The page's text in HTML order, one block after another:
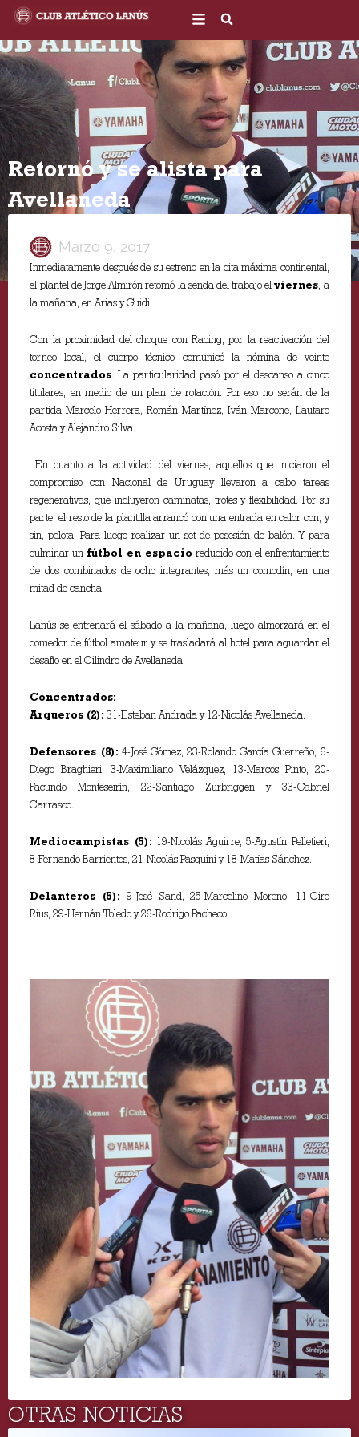
contenido
Retornó y se alista para
Avellaneda
Marzo 9, 2017
Inmediatamente después de su estreno en la cita máxima continental,
el plantel de Jorge Almirón retomó la senda del trabajo elviernes, a
la mañana, en Arias y Guidi.
Con la proximidad del choque con Racing, por la reactivación del
torneo local, el cuerpo técnico comunicó la nómina de veinte
concentrados. La particularidad pasó por el descanso a cinco
titulares, en medio de un plan de rotación. Por eso no serán de la
partida Marcelo Herrera, Román Martínez, Iván Marcone, Lautaro
Acosta y Alejandro Silva.
En cuanto a la actividad del viernes, aquellos que iniciaron el
compromiso con Nacional de Uruguay llevaron a cabo tareas
regenerativas, que incluyeron caminatas, trotes y flexibilidad. Por su
parte, el resto de la plantilla arrancó con una entrada en calor con, y
sin, pelota. Para luego realizar un set de posesión de balón. Y para
culminar un fútbol en espacio reducido con el enfrentamiento
de dos combinados de ocho integrantes, más un comodín, en una
mitad de cancha.
Lanús se entrenará el sábado a la mañana, luego almorzará en el
comedor de fútbol amateur y se trasladará al hotel para aguardar el
desafío en el Cilindro de Avellaneda.
Concentrados:
Arqueros (2): 31-Esteban Andrada y 12-Nicolás Avellaneda.
Defensores (8): 4-José Gómez, 23-Rolando García Guerreño, 6-
Diego Braghieri, 3-Maximiliano Velázquez, 13-Marcos Pinto, 20-
Facundo Monteseirín, 22-Santiago Zurbriggen y 33-Gabriel
Carrasco.
Mediocampistas (5): 19-Nicolás Aguirre, 5-Agustín Pelletieri,
8-Fernando Barrientos, 21-Nicolás Pasquini y 18-Matías Sánchez.
Delanteros (5): 9-José Sand, 25-Marcelino Moreno, 11-Ciro
Rius, 29-Hernán Toledo y 26-Rodrigo Pacheco.
OTRAS NOTICIAS